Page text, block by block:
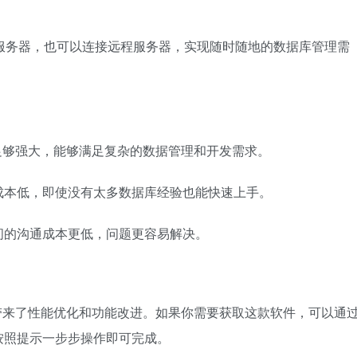
器，也可以连接远程服务器，实现随时随地的数据库管理需
强大，能够满足复杂的数据管理和开发需求。
低，即使没有太多数据库经验也能快速上手。
沟通成本更低，问题更容易解决。
了性能优化和功能改进。如果你需要获取这款软件，可以通
提示一步步操作即可完成。